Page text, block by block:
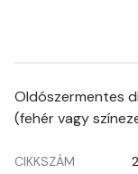
Oldószermentes
(fehér vagy
CIKKSZÁM